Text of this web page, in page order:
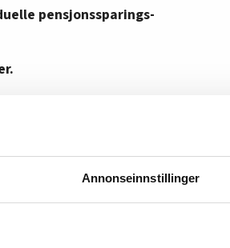
Annonseinnstillinger
pensjonssparings-
med
Vi trenger ikke
til passet sin
for å sette i gang nye